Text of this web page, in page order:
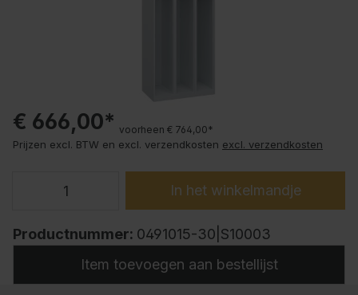
€ 666,00* voorheen € 764,00*
Prijzen excl. BTW en excl. verzendkosten excl. verzendkosten
In het winkelmandje
Productnummer: 0491015-30|S10003
Item toevoegen aan bestellijst